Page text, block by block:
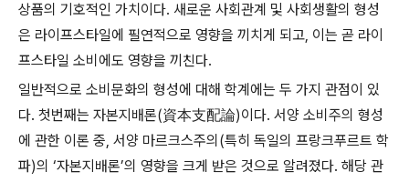
상품의 기호적인 가치이다. 새로운 사회관계 및 사회생활의 형성
은 라이프스타일에 필연적으로 영향을 끼치게 되고, 이는 곧 라이
프스타일 소비에도 영향을 끼친다.
일반적으로 소비문화의 형성에 대해 학계에는 두 가지 관점이 있
다. 첫번째는 자본지배론(資本支配論)이다. 서양 소비주의 형성
에 관한 이론 중, 서양 마르크스주의(특히 독일의 프랑크푸르트 학
파)의 ‘자본지배론’의 영향을 크게 받은 것으로 알려졌다. 해당 관